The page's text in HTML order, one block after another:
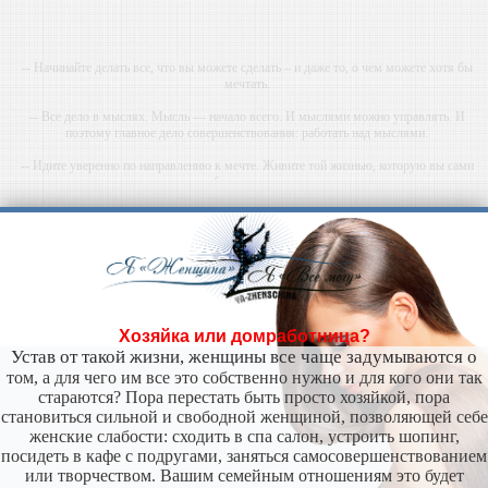
-- Начинайте делать все, что вы можете сделать – и даже то, о чем можете хотя бы
мечтать.
-- Все дело в мыслях. Мысль — начало всего. И мыслями можно управлять. И
поэтому главное дело совершенствования: работать над мыслями.
-- Идите уверенно по направлению к мечте. Живите той жизнью, которую вы сами
-- Самое большое богатство — это ум. Самая большая нищета — глупость. Из всех
страхов самый пугающий — самолюбование.
-- Лучшее, что можно сделать с хорошим советом, это пропустить его мимо ушей. Он
никогда не бывает полезен никому, кроме того, кто его дал.
-- Люблю давать советы и очень не люблю, когда их дают мне.
Хозяйка или домработница?
Устав от такой жизни, женщины все чаще задумываются о
том, а для чего им все это собственно нужно и для кого они так
стараются? Пора перестать быть просто хозяйкой, пора
становиться сильной и свободной женщиной, позволяющей себе
женские слабости: сходить в спа салон, устроить шопинг,
посидеть в кафе с подругами, заняться самосовершенствованием
или творчеством. Вашим семейным отношениям это будет